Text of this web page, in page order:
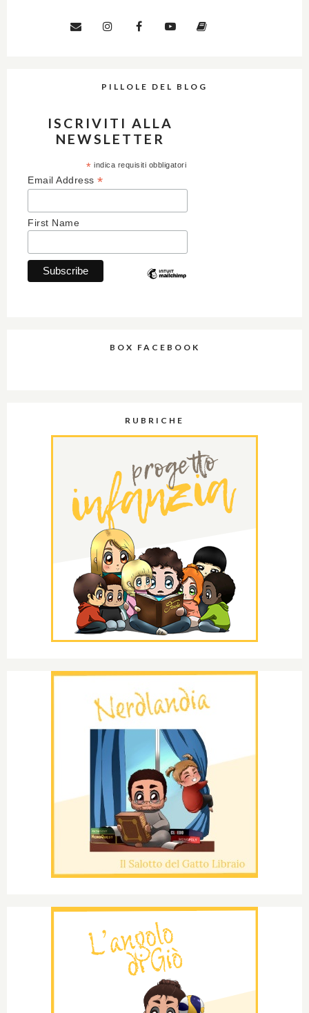
PILLOLE DEL BLOG
ISCRIVITI ALLA
NEWSLETTER
* indica requisiti obbligatori
Email Address *
First Name
BOX FACEBOOK
RUBRICHE